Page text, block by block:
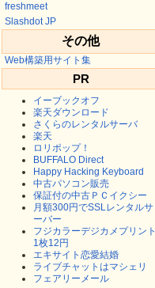
freshmeet
Slashdot JP
その他
Web構築用サイト集
PR
イーブックオフ
楽天ダウンロード
さくらのレンタルサーバ
楽天
ロリポップ！
BUFFALO Direct
Happy Hacking Keyboard
中古パソコン販売
保証付の中古ＰＣイクシー
月額300円でSSLレンタルサ
ーバー
フジカラーデジカメプリント
1枚12円
エキサイト恋愛結婚
ライブチャットはマシェリ
フェアリーメール